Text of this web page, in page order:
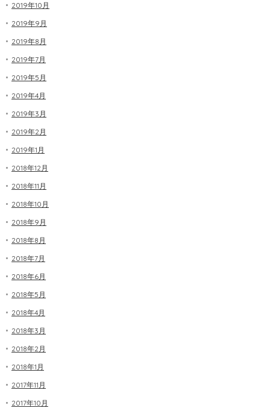
2019年10月
2019年9月
2019年8月
2019年7月
2019年5月
2019年4月
2019年3月
2019年2月
2019年1月
2018年12月
2018年11月
2018年10月
2018年9月
2018年8月
2018年7月
2018年6月
2018年5月
2018年4月
2018年3月
2018年2月
2018年1月
2017年11月
2017年10月